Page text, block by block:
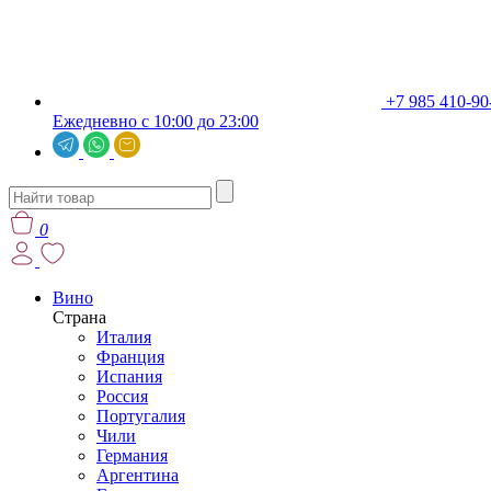
+7 985 410-
Ежедневно с 10:00 до 23:00
0
Вино
Страна
Италия
Франция
Испания
Россия
Португалия
Чили
Германия
Аргентина